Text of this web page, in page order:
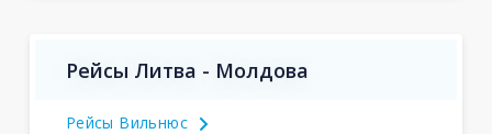
Рейсы Литва - Молдова
Рейсы Вильнюс